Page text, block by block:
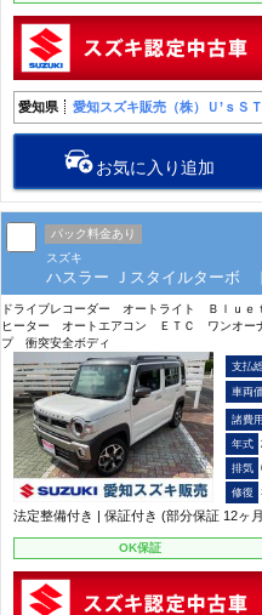
愛知県 愛知スズキ販売（株）Ｕ’ｓＳ
お気に入り追加
パック料金あり
スズキ
ハスラー Ｊスタイルター
ドライブレコーダー オートライト Ｂｌｕ
ヒーター オートエアコン ＥＴＣ ワンオー
プ 衝突安全ボディ
支払
車両
諸費用
法定整備付き | 保証付き (部分保証 12ヶ
OK保証